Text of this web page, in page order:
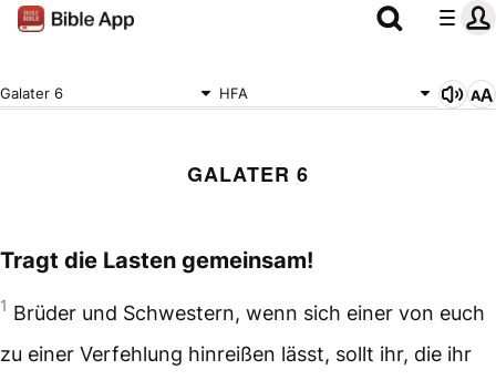
Galater 6 HFA
GALATER 6
Tragt die Lasten gemeinsam!
1 Brüder und Schwestern, wenn sich einer von euch
zu einer Verfehlung hinreißen lässt, sollt ihr, die ihr